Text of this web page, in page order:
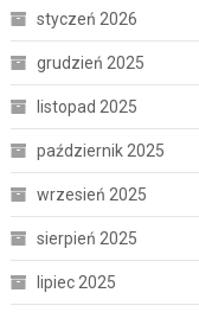
styczeń 2026
grudzień 2025
listopad 2025
październik 2025
wrzesień 2025
sierpień 2025
lipiec 2025